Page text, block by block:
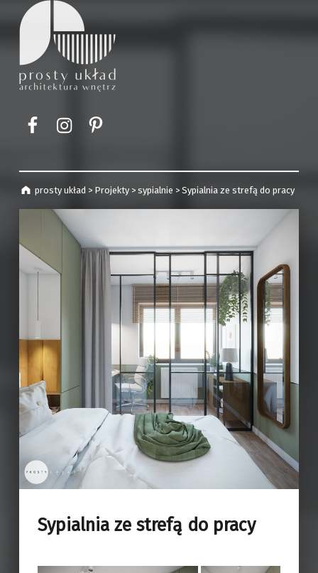
prosty układ > Projekty >sypialnie >Sypialnia ze strefą do pracy
Sypialnia ze strefą do pracy